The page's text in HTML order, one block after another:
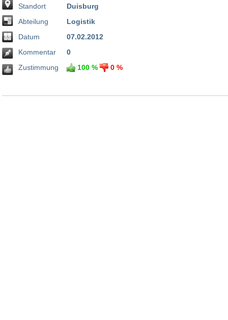
Standort
Abteilung
Datum
Kommentar
Zustimmung
Duisburg
Logistik
07.02.2012
0
100 %
0 %